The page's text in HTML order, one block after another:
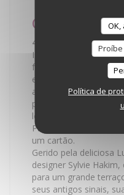
Política de
Café de Paris
45 Avenue de
Isso é Paris.
fundo e em frente ao
encantadores e antigo
atravessaram
poucos passos de
longe das multidões,
Paris Friedland,
um cartão.
Gerido pela deliciosa
designer Sylvie
para um grande
seus antigos sinais,